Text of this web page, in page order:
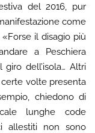
del 2016, pur
come
il disagio più
a Peschiera
dell’isola… Altri
certe volte presenta
chiedono di
lunghe code
allestiti non sono